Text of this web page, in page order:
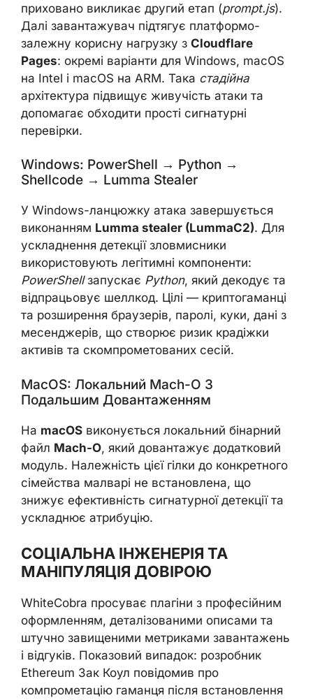
приховано викликає другий етап (prompt.js).
Далі завантажувач підтягує платформо-
залежну корисну нагрузку з Cloudflare
Pages: окремі варіанти для Windows, macOS
на Intel і macOS на ARM. Така стадійна
архітектура підвищує живучість атаки та
допомагає обходити прості сигнатурні
перевірки.
Windows: PowerShell → Python →
Shellcode → Lumma Stealer
У Windows-ланцюжку атака завершується
виконанням Lumma stealer (LummaC2). Для
ускладнення детекції зловмисники
використовують легітимні компоненти:
PowerShellзапускає Python, який декодує та
відпрацьовує шеллкод. Цілі — криптогаманці
та розширення браузерів, паролі, куки, дані з
месенджерів, що створює ризик крадіжки
активів та скомпрометованих сесій.
MacOS: Локальний Mach-O З
Подальшим Довантаженням
На macOS виконується локальний бінарний
файл Mach-O, який довантажує додатковий
модуль. Належність цієї гілки до конкретного
сімейства малварі не встановлена, що
знижує ефективність сигнатурної детекції та
ускладнює атрибуцію.
СОЦІАЛЬНА ІНЖЕНЕРІЯ ТА
МАНІПУЛЯЦІЯ ДОВІРОЮ
WhiteCobra просуває плагіни з професійним
оформленням, деталізованими описами та
штучно завищеними метриками завантажень
і відгуків. Показовий випадок: розробник
Ethereum Зак Коул повідомив про
компрометацію гаманця після встановлення